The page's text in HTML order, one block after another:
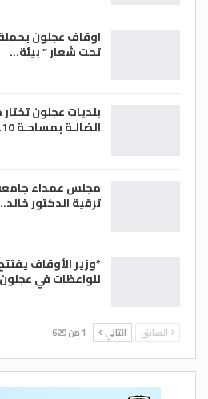
اوقاف عجلون
تحت شعار ” بيئة…
بلديات عجلون
الضالـة بمساحـة 10…
مجلس عمداء
ترقية الدكتور
*وزير الأوقاف
للواعظات في عجلون
السابق التالي 1 من 629